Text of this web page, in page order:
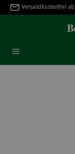
springen
Versandkostenfrei